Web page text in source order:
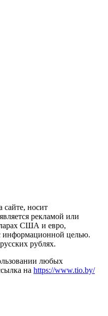
носит
рекламой или
США и евро,
информационной целью.
рублях.
любых
на https://www.tio.by/